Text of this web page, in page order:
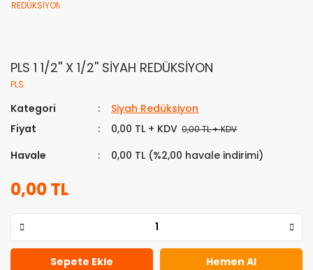
PLS 1 1/2'' X 1/2'' SİYAH REDÜKSİYON
PLS
Kategori
Siyah Redüksiyon
Fiyat
0,00 TL + KDV 0,00 TL + KDV
Havale 0,00 TL (%2,00 havale indirimi)
0,00 TL
Sepete Ekle Hemen Al